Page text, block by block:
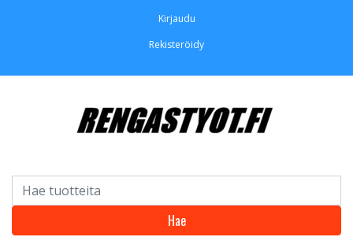
Kirjaudu
Rekisteröidy
Hae